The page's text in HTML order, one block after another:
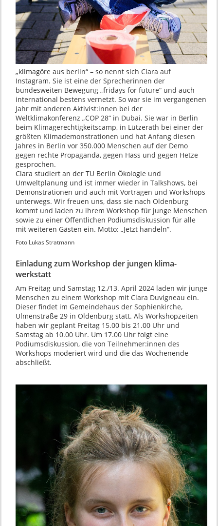
„klimagöre aus berlin“ – so nennt sich Clara auf
Instagram. Sie ist eine der Sprecherinnen der
bundesweiten Bewegung „fridays for future“ und auch
international bestens vernetzt. So war sie im vergangenen
Jahr mit anderen Aktivist:innen bei der
Weltklimakonferenz „COP 28“ in Dubai. Sie war in Berlin
beim Klimagerechtigkeitscamp, in Lützerath bei einer der
größten Klimademonstrationen und hat Anfang diesen
Jahres in Berlin vor 350.000 Menschen auf der Demo
gegen rechte Propaganda, gegen Hass und gegen Hetze
gesprochen.
Clara studiert an der TU Berlin Ökologie und
Umweltplanung und ist immer wieder in Talkshows, bei
Demonstrationen und auch mit Vorträgen und Workshops
unterwegs. Wir freuen uns, dass sie nach Oldenburg
kommt und laden zu ihrem Workshop für junge Menschen
sowie zu einer Öffentlichen Podiumsdiskussion für alle
mit weiteren Gästen ein. Motto: „Jetzt handeln“.
Foto Lukas Stratmann
Einladung zum Workshop der jungen klima-
werkstatt
Am Freitag und Samstag 12./13. April 2024 laden wir junge
Menschen zu einem Workshop mit Clara Duvigneau ein.
Dieser findet im Gemeindehaus der Sophienkirche,
Ulmenstraße 29 in Oldenburg statt. Als Workshopzeiten
haben wir geplant Freitag 15.00 bis 21.00 Uhr und
Samstag ab 10.00 Uhr. Um 17.00 Uhr folgt eine
Podiumsdiskussion, die von Teilnehmer:innen des
Workshops moderiert wird und die das Wochenende
abschließt.